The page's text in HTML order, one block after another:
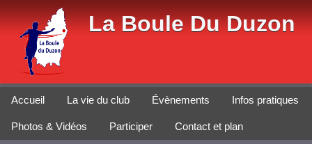
La Boule Du Duzon
Accueil La vie du club Évènements Infos pratiques
Photos & Vidéos Participer Contact et plan
Panneau de gestion des cookies